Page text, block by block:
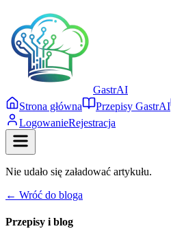
GastrAI
Strona główna
Przepisy GastrAI
LogowanieRejestracja
Nie udało się załadować artykułu.
← Wróć do bloga
Przepisy i blog